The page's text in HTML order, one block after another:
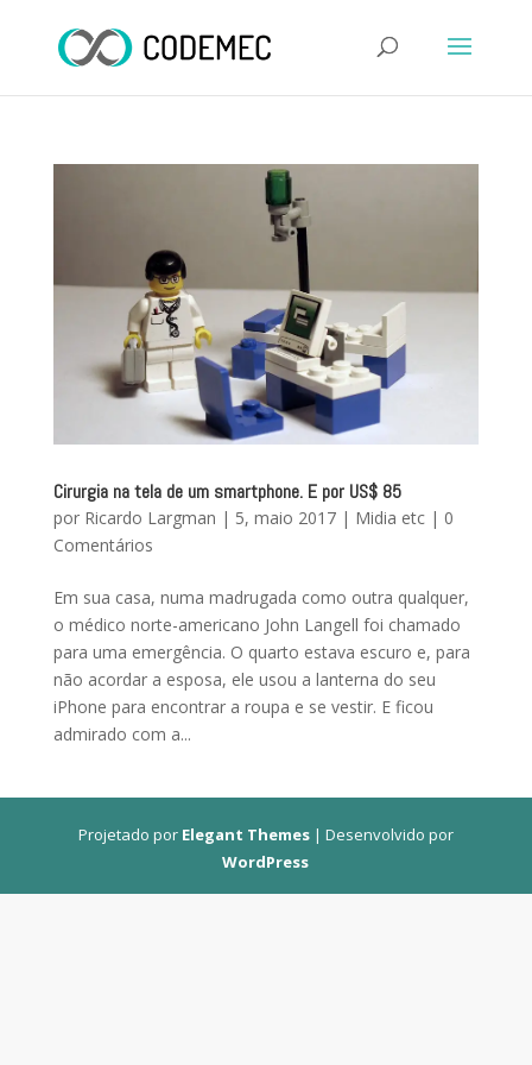
Cirurgia na tela de um smartphone. E por US$ 85
por Ricardo Largman | 5, maio 2017| Midia etc| 0
Comentários
Em sua casa, numa madrugada como outra qualquer,
o médico norte-americano John Langell foi chamado
para uma emergência. O quarto estava escuro e, para
não acordar a esposa, ele usou a lanterna do seu
iPhone para encontrar a roupa e se vestir. E ficou
admirado com a...
Projetado por Elegant Themes| Desenvolvido por
WordPress